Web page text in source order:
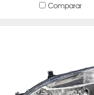
Comparar